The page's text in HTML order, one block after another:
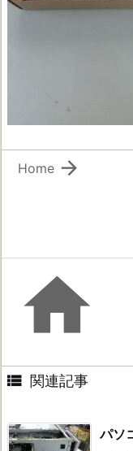

Home

 関連記事
パソ